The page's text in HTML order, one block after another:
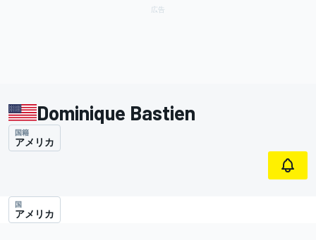
Dominique Bastien
国籍
アメリカ
国
アメリカ